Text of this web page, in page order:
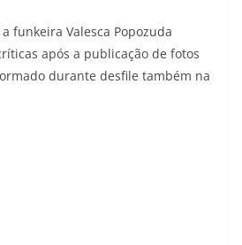
funkeira Valesca Popozuda
após a publicação de fotos
durante desfile também na